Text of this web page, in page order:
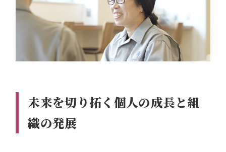
未来を切り拓く個人の成長と組
織の発展